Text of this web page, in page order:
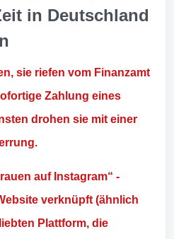
in Deutschland
sie riefen vom Finanzamt
Zahlung eines
drohen sie mit einer
auf Instagram“ -
verknüpft (ähnlich
Plattform, die